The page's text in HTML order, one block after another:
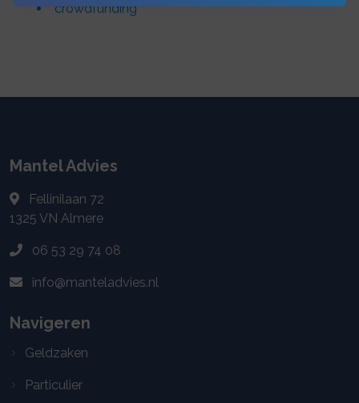
crowdfunding
Mantel Advies
Fellinilaan 72
1325 VN Almere
06 53 29 74 08
info@manteladvies.nl
Navigeren
Geldzaken
Particulier